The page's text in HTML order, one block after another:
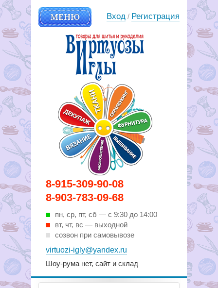
8-915-309-90-08
8-903-783-09-68
пн, ср, пт, cб — с 9:30 до 14:00
вт, чт, вс — выходной
созвон при самовывозе
virtuozi-igly@yandex.ru
Шоу-рума нет, сайт и склад
МЕНЮ
Вирутозы иглы. Товары для
шитья и рукоделья
Вход / Регистрация